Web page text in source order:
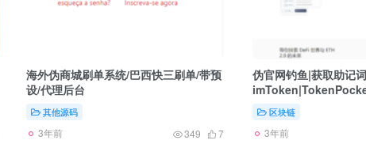
海外伪商城刷单系统/巴西快三刷单/带预
设/代理后台
其他源码
3年前 349 7
伪官网钓鱼|获取助记词
区块链
3年前